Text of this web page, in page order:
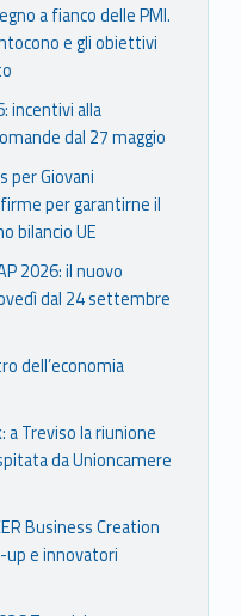
a fianco delle PMI.
e gli obiettivi
incentivi alla
dal 27 maggio
per Giovani
per garantirne il
bilancio UE
2026: il nuovo
dal 24 settembre
dell’economia
Treviso la riunione
da Unioncamere
Business Creation
up e innovatori